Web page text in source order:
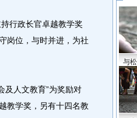
行政长官卓越教学奖
岗位，与时并进，为社
人文教育”为奖励对
教学奖，另有十四名教
与